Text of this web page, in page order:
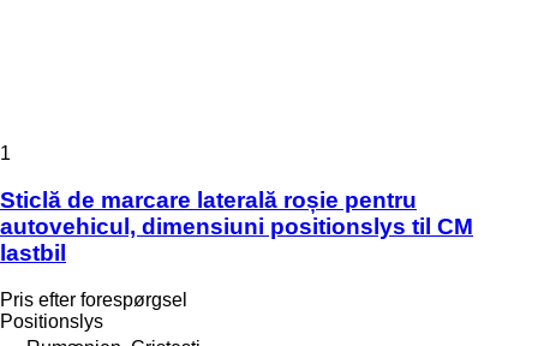
1
Sticlă de marcare laterală roșie pentru
autovehicul, dimensiuni positionslys til CM
lastbil
Pris efter forespørgsel
Positionslys